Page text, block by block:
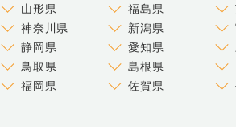
山形県 福島県
神奈川県 新潟県
静岡県 愛知県
鳥取県 島根県
福岡県 佐賀県